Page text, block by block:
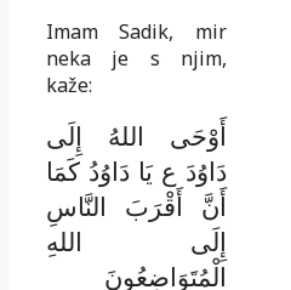
Imam Sadik, mir
neka je s njim,
kaže:
أَوْحَى اللهُ إِلَى
دَاوُدَ ع يَا دَاوُدُ كَمَا
أَنَّ أَقْرَبَ النَّاسِ
إِلَى اللهِ
الْمُتَوَاضِعُونَ